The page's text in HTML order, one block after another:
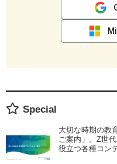
Special
大切な時期の教
ご案内」。Z世
役立つ各種コン